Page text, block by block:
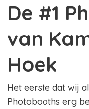
De #1
van
Hoek
Het eerste dat wij
Photobooths erg